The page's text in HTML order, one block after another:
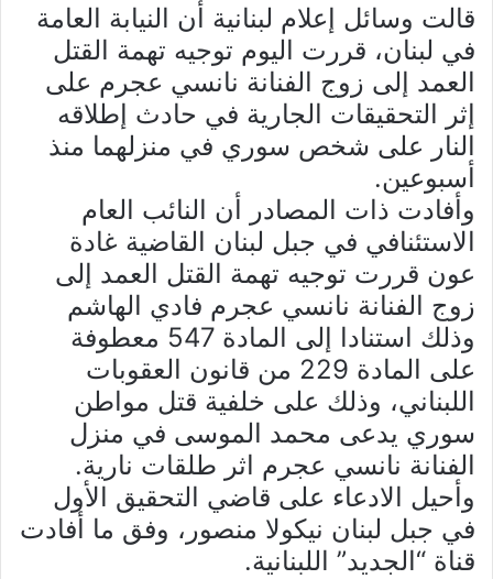
قالت وسائل إعلام لبنانية أن النيابة العامة
في لبنان، قررت اليوم توجيه تهمة القتل
العمد إلى زوج الفنانة نانسي عجرم على
إثر التحقيقات الجارية في حادث إطلاقه
النار على شخص سوري في منزلهما منذ
أسبوعين.
وأفادت ذات المصادر أن النائب العام
الاستئنافي في جبل لبنان القاضية غادة
عون قررت توجيه تهمة القتل العمد إلى
زوج الفنانة نانسي عجرم فادي الهاشم
وذلك استنادا إلى المادة 547 معطوفة
على المادة 229 من قانون العقوبات
اللبناني، وذلك على خلفية قتل مواطن
سوري يدعى محمد الموسى في منزل
الفنانة نانسي عجرم اثر طلقات نارية.
وأحيل الادعاء على قاضي التحقيق الأول
في جبل لبنان نيكولا منصور، وفق ما أفادت
قناة “الجديد” اللبنانية.